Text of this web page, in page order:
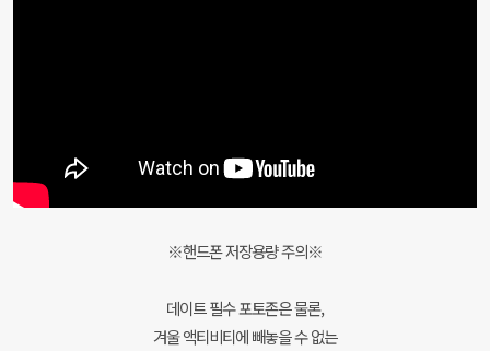
※핸드폰 저장용량 주의※
데이트 필수 포토존은 물론,
겨울 액티비티에 빼놓을 수 없는